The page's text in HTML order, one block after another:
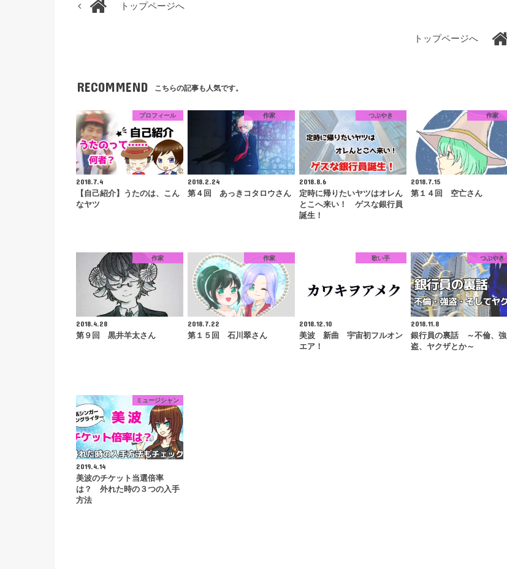
トップページへ
トップページへ
RECOMMEND こちらの記事も人気です。
プロフィール
2018.7.4
【自己紹介】うたのは、こん
なヤツ
作家
2018.2.24
第４回 あっきコタロウさん
つぶやき
2018.8.6
定時に帰りたいヤツはオレん
とこへ来い！ ゲスな銀行員
誕生！
作家
2018.7.15
第１４回 空亡さん
作家
2018.4.28
第９回 黒井羊太さん
作家
2018.7.22
第１５回 石川翠さん
歌い手
2018.12.10
美波 新曲 宇宙初フルオン
エア！
つぶやき
2018.11.8
銀行員の裏話 ～不倫、強
盗、ヤクザとか～
ミュージシャン
2019.4.14
美波のチケット当選倍率
は？ 外れた時の３つの入手
方法